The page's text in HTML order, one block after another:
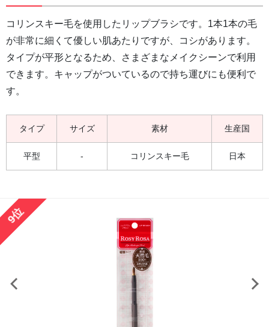
コリンスキー毛を使用したリップブラシです。1本1本の毛
が非常に細くて優しい肌あたりですが、コシがあります。
タイプが平形となるため、さまざまなメイクシーンで利用
できます。キャップがついているので持ち運びにも便利で
す。
タイプ サイズ 素材 生産国
平型 - コリンスキー毛 日本
9位